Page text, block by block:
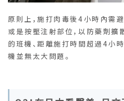
原則上，施打肉毒後4小時內需
或是按壓注射部位，以防藥劑擴
的班機、距離施打時間超過4小
機並無太大問題。